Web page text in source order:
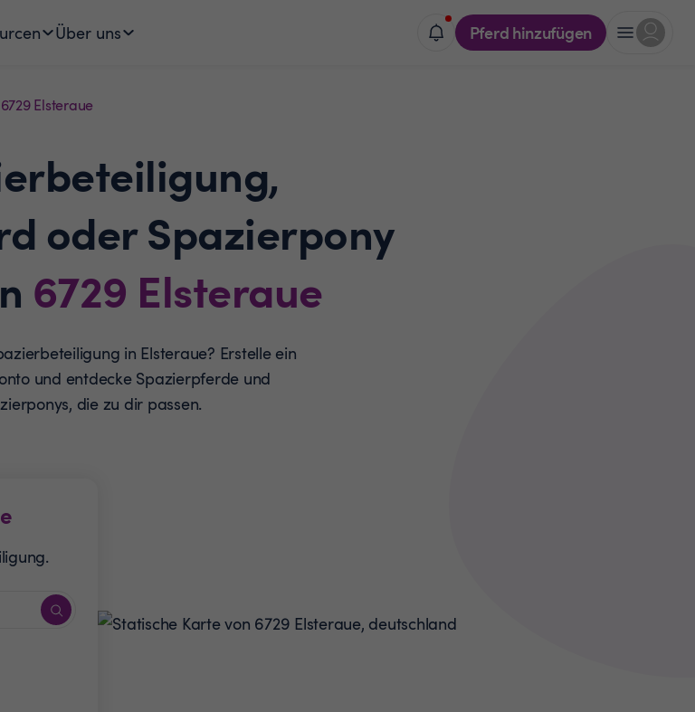
Über uns Pferd hinzufügen
6729 Elsteraue
oder Spazierpony
6729 Elsteraue
in Elsteraue? Erstelle ein
und entdecke Spazierpferde und
die zu dir passen.